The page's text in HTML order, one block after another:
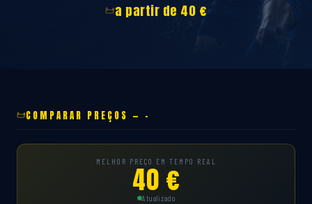
a partir de 40 €
COMPARAR PREÇOS — -
MELHOR PREÇO EM TEMPO REAL
40 €
Atualizado